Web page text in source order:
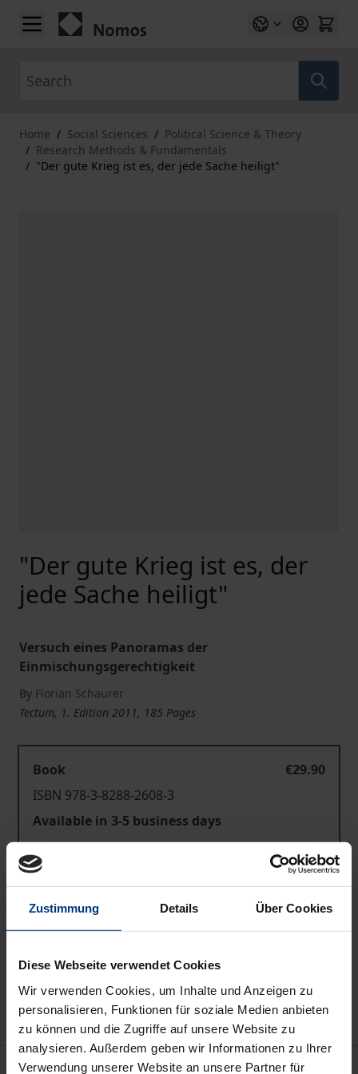
Zustimmung Details Über Cookies
Diese Webseite verwendet Cookies
Wir verwenden Cookies, um Inhalte und Anzeigen zu
personalisieren, Funktionen für soziale Medien anbieten
zu können und die Zugriffe auf unsere Website zu
analysieren. Außerdem geben wir Informationen zu Ihrer
Verwendung unserer Website an unsere Partner für
Skip to Content
Home / Social Sciences / Political Science & Theory
/ Research Methods & Fundamentals
/ "Der gute Krieg ist es, der jede Sache heiligt"
"Der gute Krieg ist es, der
jede Sache heiligt"
Versuch eines Panoramas der
Einmischungsgerechtigkeit
By Florian Schaurer
Tectum, 1. Edition 2011, 185 Pages
Book
€29.90
ISBN 978-3-8288-2608-3
Available in 3-5 business days
Prices include VAT. Depending on the delivery address, VAT
Add to Wish List
Delivery cost notice
Description